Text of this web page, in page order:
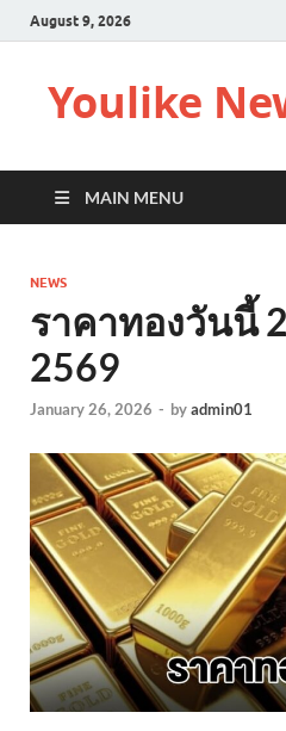
August 9, 2026
Youlike
MAIN MENU
NEWS
ราคาทองวันนี้
2569
January 26, 2026 - byadmin01